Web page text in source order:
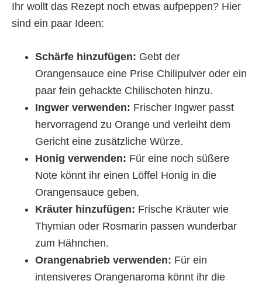
Ihr wollt das Rezept noch etwas aufpeppen? Hier
sind ein paar Ideen:
Schärfe hinzufügen: Gebt der
Orangensauce eine Prise Chilipulver oder ein
paar fein gehackte Chilischoten hinzu.
Ingwer verwenden: Frischer Ingwer passt
hervorragend zu Orange und verleiht dem
Gericht eine zusätzliche Würze.
Honig verwenden: Für eine noch süßere
Note könnt ihr einen Löffel Honig in die
Orangensauce geben.
Kräuter hinzufügen: Frische Kräuter wie
Thymian oder Rosmarin passen wunderbar
zum Hähnchen.
Orangenabrieb verwenden: Für ein
intensiveres Orangenaroma könnt ihr die